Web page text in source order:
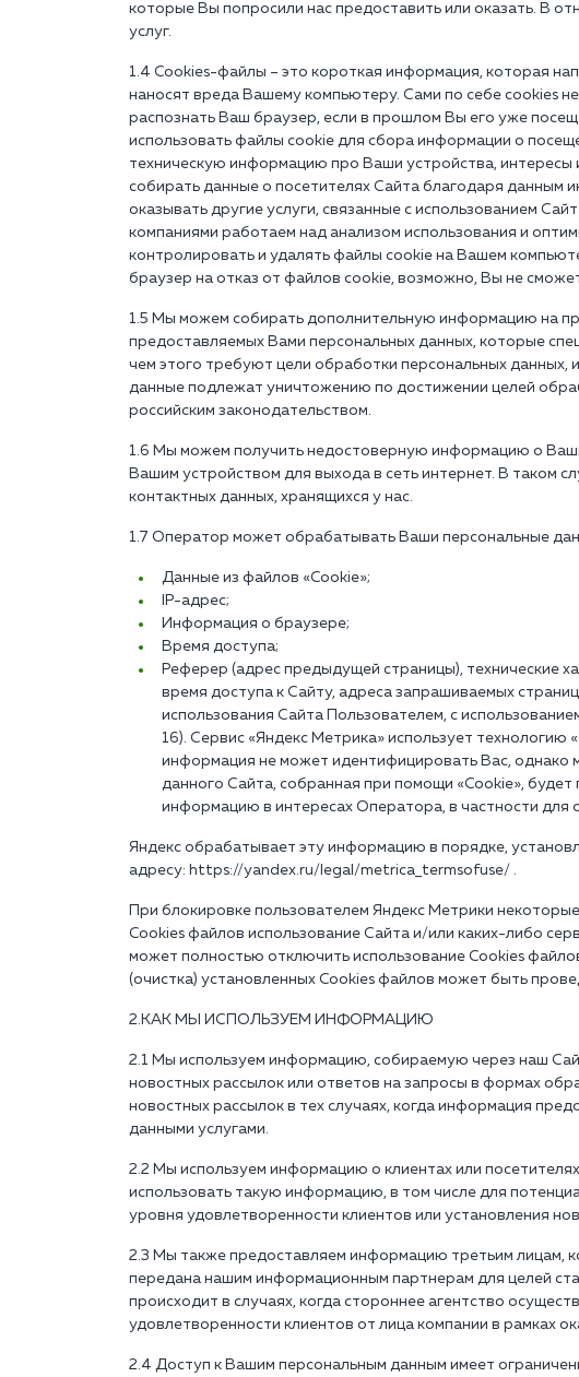
которые Вы попросили нас предоставить или оказать. В
услуг.
1.4 Cookies-файлы – это короткая информация, которая
наносят вреда Вашему компьютеру. Сами по себе cookies
распознать Ваш браузер, если в прошлом Вы его уже
использовать файлы cookie для сбора информации о
техническую информацию про Ваши устройства, интересы
собирать данные о посетителях Сайта благодаря данным
оказывать другие услуги, связанные с использованием
компаниями работаем над анализом использования и
контролировать и удалять файлы cookie на Вашем
браузер на отказ от файлов cookie, возможно, Вы не
1.5 Мы можем собирать дополнительную информацию на
предоставляемых Вами персональных данных, которые
чем этого требуют цели обработки персональных данных,
данные подлежат уничтожению по достижении целей
российским законодательством.
1.6 Мы можем получить недостоверную информацию о
Вашим устройством для выхода в сеть интернет. В таком
контактных данных, хранящихся у нас.
1.7 Оператор может обрабатывать Ваши персональные
Данные из файлов «Cookie»;
IP-адрес;
Информация о браузере;
Время доступа;
Реферер (адрес предыдущей страницы), технические
время доступа к Сайту, адреса запрашиваемых
использования Сайта Пользователем, с
16). Сервис «Яндекс Метрика» использует технологию
информация не может идентифицировать Вас,
данного Сайта, собранная при помощи «Cookie»,
информацию в интересах Оператора, в частности для
Яндекс обрабатывает эту информацию в порядке,
адресу: https://yandex.ru/legal/metrica_termsofuse/ .
При блокировке пользователем Яндекс Метрики
Cookies файлов использование Сайта и/или каких-либо
может полностью отключить использование Cookies
(очистка) установленных Cookies файлов может быть
2.КАК МЫ ИСПОЛЬЗУЕМ ИНФОРМАЦИЮ
2.1 Мы используем информацию, собираемую через наш
новостных рассылок или ответов на запросы в формах
новостных рассылок в тех случаях, когда информация
данными услугами.
2.2 Мы используем информацию о клиентах или
использовать такую информацию, в том числе для
уровня удовлетворенности клиентов или установления
2.3 Мы также предоставляем информацию третьим лицам,
передана нашим информационным партнерам для целей
происходит в случаях, когда стороннее агентство
удовлетворенности клиентов от лица компании в рамках
2.4 Доступ к Вашим персональным данным имеет